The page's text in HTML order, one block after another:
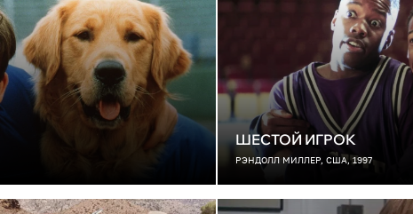
ШЕСТОЙ ИГРОК
РЭНДОЛЛ МИЛЛЕР, США, 1997